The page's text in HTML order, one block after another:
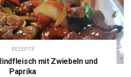
REZEPTE
mit Zwiebeln und
Paprika